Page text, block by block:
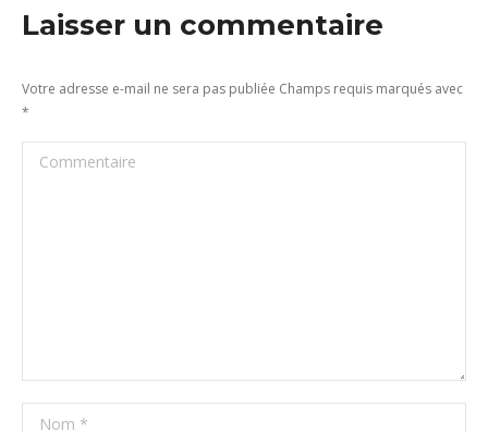
Laisser un commentaire
Votre adresse e-mail ne sera pas publiée Champs requis marqués avec
*
Commentaire
Nom *